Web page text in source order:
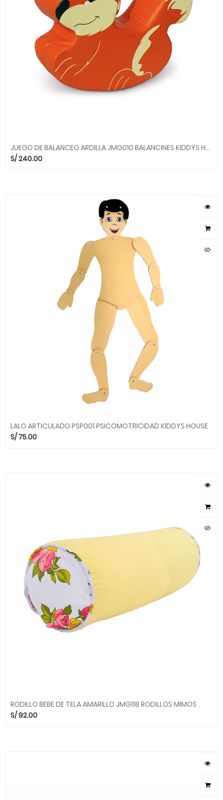
JUEGO DE BALANCEO ARDILLA JMG010 BALANCINES KIDDYS HOUSE
S/240.00
LALO ARTICULADO PSP001 PSICOMOTRICIDAD KIDDYS HOUSE
S/ 75.00
RODILLO BEBE DE TELA AMARILLO JMG118 RODILLOS MIMOS
S/92.00